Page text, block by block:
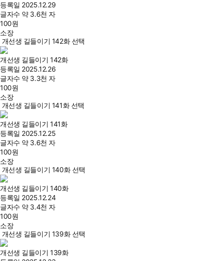
등록일 2025.12.29
글자수 약 3.6천 자
100원
소장
개선생 길들이기 142화 선택
개선생 길들이기 142화
등록일 2025.12.26
글자수 약 3.3천 자
100원
소장
개선생 길들이기 141화 선택
개선생 길들이기 141화
등록일 2025.12.25
글자수 약 3.6천 자
100원
소장
개선생 길들이기 140화 선택
개선생 길들이기 140화
등록일 2025.12.24
글자수 약 3.4천 자
100원
소장
개선생 길들이기 139화 선택
개선생 길들이기 139화